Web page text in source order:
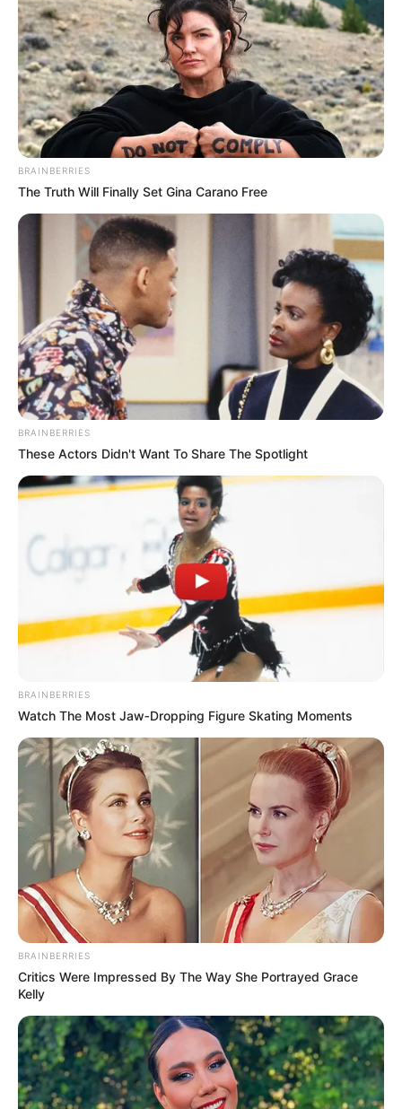
This Woman Chose To Live Like A Horse
BRAINBERRIES
The Way You Sit Could Expose Your True Personality
BRAINBERRIES
Why everything you thought you knew about water
CTA LOVE
Transformation
BRAINBERRIES
Magnetic Floating Bed: All That Luxury For Mere $1.6
Mil?
BRAINBERRIES
Are You The Same Alone And With Others? Find Out
BRAINBERRIES
The Truth Will Finally Set Gina Carano Free
BRAINBERRIES
These Actors Didn't Want To Share The Spotlight
BRAINBERRIES
Watch The Most Jaw‑Dropping Figure Skating Moments
BRAINBERRIES
Critics Were Impressed By The Way She Portrayed Grace
Kelly